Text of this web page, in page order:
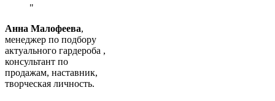
Анна Малофеева,
менеджер по подбору
актуального гардероба ,
консультант по
продажам, наставник,
творческая личность.